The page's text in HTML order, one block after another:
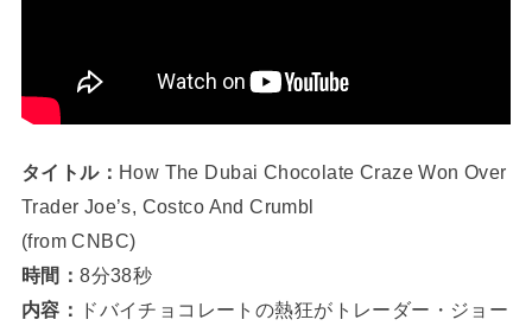
タイトル： How The Dubai Chocolate Craze Won Over
Trader Joe’s, Costco And Crumbl
(from CNBC)
時間：8分38秒
内容：
ドバイチョコレートの熱狂がトレーダー・ジョー